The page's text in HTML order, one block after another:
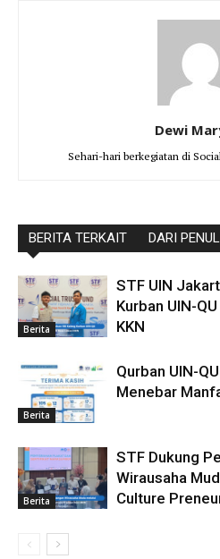
Dewi
Sehari-hari berkegiatan di
BERITA TERKAIT DARI
Berita
STF UIN
Kurban UIN-
KKN
Berita
Qurban UIN-
Menebar
Berita
STF Dukung
Wirausaha
Culture